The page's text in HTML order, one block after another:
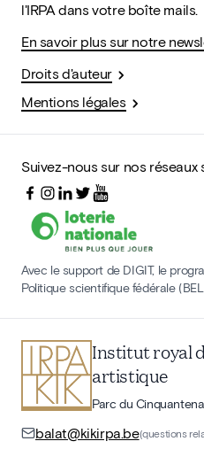
l'IRPA dans votre boîte mails.
En savoir plus sur notre
Droits d'auteur
Mentions légales
Suivez-nous sur nos réseaux
Avec le support de DIGIT, le
Politique scientifique fédérale
Institut royal
artistique
Parc du
balat@kikirpa.be(questions